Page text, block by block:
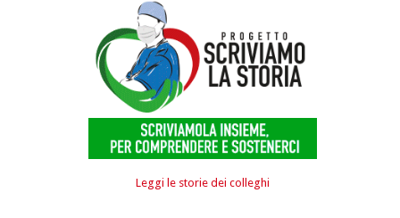
Leggi le storie dei colleghi